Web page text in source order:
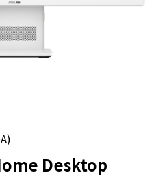
Desktop